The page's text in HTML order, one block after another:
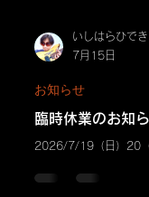
いしはらひでき
7月15日
お知らせ